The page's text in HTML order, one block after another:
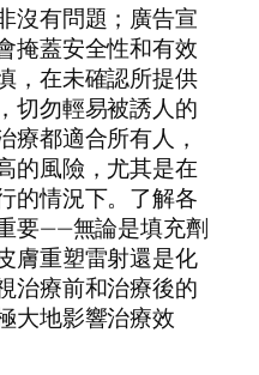
沒有問題；廣告宣
掩蓋安全性和有效
，在未確認所提供
切勿輕易被誘人的
療都適合所有人，
的風險，尤其是在
的情況下。了解各
要——無論是填充劑
膚重塑雷射還是化
治療前和治療後的
大地影響治療效